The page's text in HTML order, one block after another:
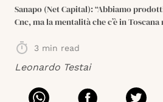
Sanapo (Net Capital): “Abbiamo
Cnc, ma la mentalità che c’è in Toscana
3 min read
Leonardo Testai